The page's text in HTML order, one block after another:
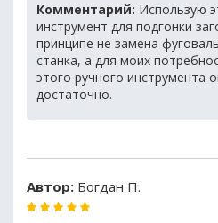
Комментарий: Использую
инструмент для подгонки
принципе не замена
станка, а для моих
этого ручного инструмента
достаточно.
Автор: Богдан П.